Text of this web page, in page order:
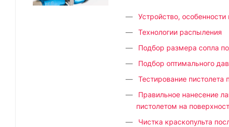
Устройство, особенности
Технологии распыления
Подбор размера сопла
Подбор оптимального
Тестирование пистолета
Правильное нанесение
пистолетом на
Чистка краскопульта